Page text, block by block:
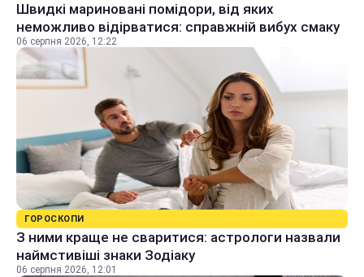
Швидкі мариновані помідори, від яких
неможливо відірватися: справжній вибух смаку
06 серпня 2026, 12:22
ГОРОСКОПИ
З ними краще не сваритися: астрологи назвали
наймстивіші знаки Зодіаку
06 серпня 2026, 12:01